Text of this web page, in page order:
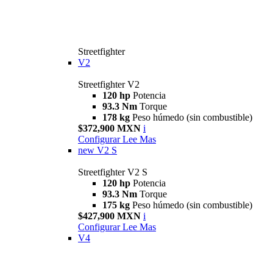
Streetfighter
V2
Streetfighter V2
120 hp Potencia
93.3 Nm Torque
178 kg Peso húmedo (sin combustible)
$372,900 MXN i
Configurar Lee Mas
new V2 S
Streetfighter V2 S
120 hp Potencia
93.3 Nm Torque
175 kg Peso húmedo (sin combustible)
$427,900 MXN i
Configurar Lee Mas
V4